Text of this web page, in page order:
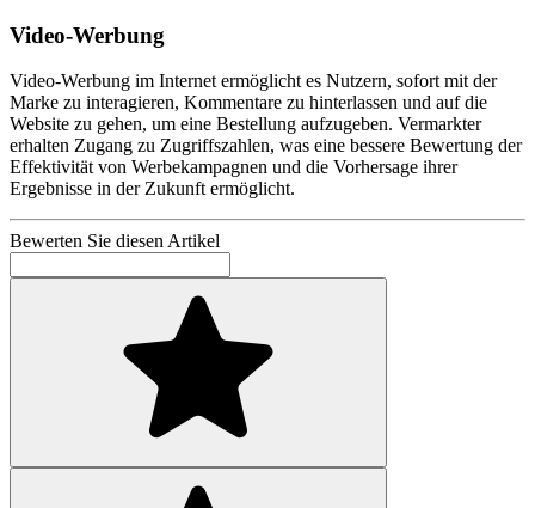
Video-Werbung
Video-Werbung im Internet ermöglicht es Nutzern, sofort mit der
Marke zu interagieren, Kommentare zu hinterlassen und auf die
Website zu gehen, um eine Bestellung aufzugeben. Vermarkter
erhalten Zugang zu Zugriffszahlen, was eine bessere Bewertung der
Effektivität von Werbekampagnen und die Vorhersage ihrer
Ergebnisse in der Zukunft ermöglicht.
Bewerten Sie diesen Artikel